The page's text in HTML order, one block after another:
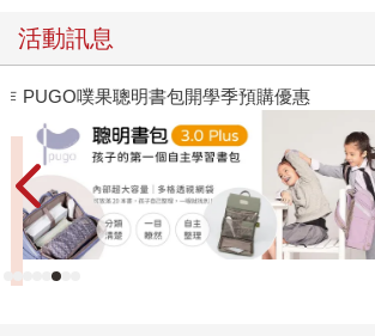
活動訊息
PUGO噗果聰明書包開學季預購優惠